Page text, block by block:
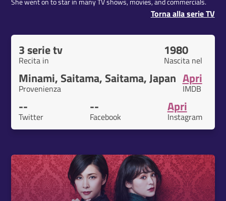
Torna alla serie TV
3 serie tv
Recita in
1980
Nascita nel
Minami, Saitama, Saitama, Japan
Provenienza
Apri
IMDB
--
Twitter
--
Facebook
Apri
Instagram